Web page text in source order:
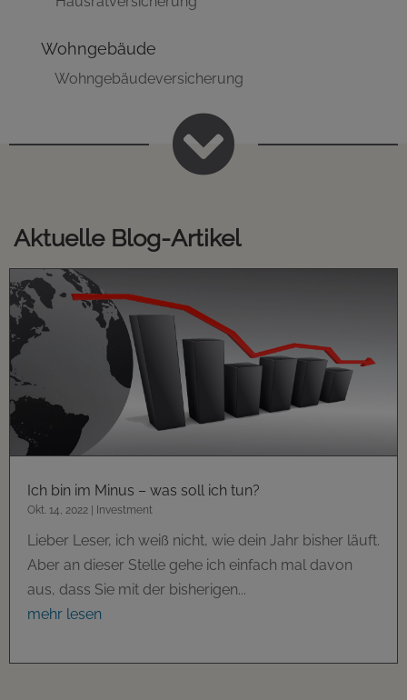
Wohngebäude
Wohngebäudeversicherung

Aktuelle Blog-Artikel
Ich bin im Minus – was soll ich tun?
Okt. 14, 2022 Investment
Lieber Leser, ich weiß nicht, wie dein Jahr bisher läuft.
Aber an dieser Stelle gehe ich einfach mal davon
aus, dass Sie mit der bisherigen...
mehr lesen